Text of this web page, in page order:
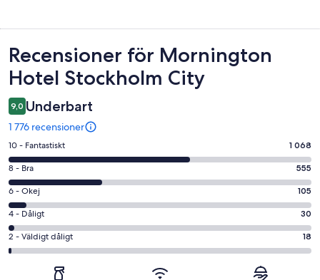
Recensioner
Recensioner för Mornington
Hotel Stockholm City
9,0 Underbart
1 776 recensioner
10
-
Fantastiskt
i
betyg.
1068
av
1776
recensioner
10 - Fantastiskt 1 068
8
-
Bra
i
betyg.
555
av
8 - Bra 555
6
-
Okej
i
betyg.
6 - Okej 105
4
-
Dåligt
4 - Dåligt 30
2
-
2 - Väldigt dåligt 18